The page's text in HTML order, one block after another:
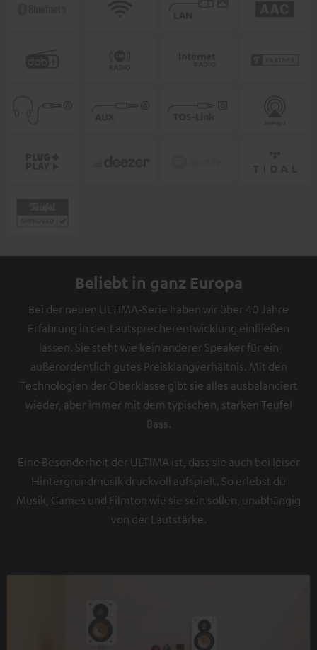
Beliebt in ganz Europa
Bei der neuen ULTIMA-Serie haben wir über 40 Jahre
Erfahrung in der Lautsprecherentwicklung einfließen
lassen. Sie steht wie kein anderer Speaker für ein
außerordentlich gutes Preisklangverhältnis. Mit den
Technologien der Oberklasse gibt sie alles ausbalanciert
wieder, aber immer mit dem typischen, starken Teufel
Bass.
Eine Besonderheit der ULTIMA ist, dass sie auch bei leiser
Hintergrundmusik druckvoll aufspielt. So erlebst du
Musik, Games und Filmton wie sie sein sollen, unabhängig
von der Lautstärke.